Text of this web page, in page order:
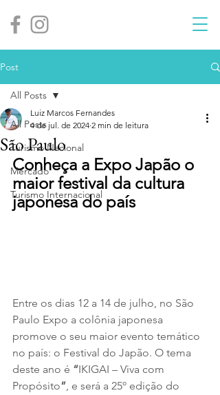
Post
All Posts
Turismo Nacional
Mercado
Turismo Internacional
All Posts
São Paulo
Luiz Marcos Fernandes
4 de jul. de 2024 2 min de leitura
Conheça a Expo Japão o
maior festival da cultura
japonesa do país
Entre os dias 12 a 14 de julho, no São
Paulo Expo a colônia japonesa
promove o seu maior evento temático
no país: o Festival do Japão. O tema
deste ano é “IKIGAI – Viva com
Propósito”, e será a 25º edição do